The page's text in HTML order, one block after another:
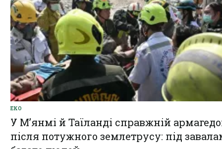
ЕКО
У М’янмі й Таїланді справжній
після потужного землетрусу: під